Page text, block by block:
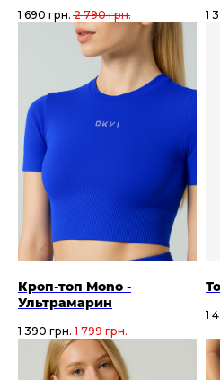
1 690 грн. 2 790 грн. 1
Кроп-топ Mono -
Ультрамарин
1 390 грн. 1 799 грн.
1